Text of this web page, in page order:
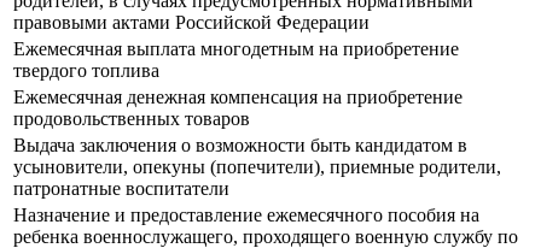
правовыми актами Российской Федерации
Ежемесячная выплата многодетным на приобретение
твердого топлива
Ежемесячная денежная компенсация на приобретение
продовольственных товаров
Выдача заключения о возможности быть кандидатом в
усыновители, опекуны (попечители), приемные родители,
патронатные воспитатели
Назначение и предоставление ежемесячного пособия на
ребенка военнослужащего, проходящего военную службу по